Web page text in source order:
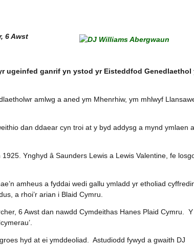
6 Awst
ugeinfed ganrif yn ystod yr Eisteddfod Genedlaethol
amlwg a aned ym Mhenrhiw, ym mhlwyf
dan ddaear cyn troi at y byd addysg a mynd ymlaen
Ynghyd â Saunders Lewis a Lewis Valentine, fe
amheus a fyddai wedi gallu ymladd yr etholiad
a rhoi’r arian i Blaid Cymru.
6 Awst dan nawdd Cymdeithas Hanes Plaid Cymru. Y
hyd at ei ymddeoliad. Astudiodd fywyd a gwaith DJ